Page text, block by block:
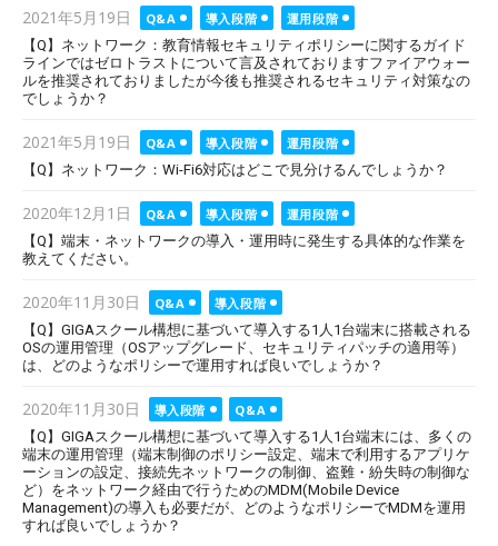
Posted
on
2021年5月19日 Q&A 導入段階
運用段階
【Q】ネットワーク：教育情報セキュリティポリシーに関するガイド
ラインではゼロトラストについて言及されておりますファイアウォー
ルを推奨されておりましたが今後も推奨されるセキュリティ対策なの
でしょうか？
Posted
on
2021年5月19日 Q&A 導入段階
運用段階
【Q】ネットワーク：Wi-Fi6対応はどこで見分けるんでしょうか？
Posted
on
2020年12月1日 Q&A 導入段階
運用段階
【Q】端末・ネットワークの導入・運用時に発生する具体的な作業を
教えてください。
Posted
on
2020年11月30日 Q&A
導入段階
【Q】GIGAスクール構想に基づいて導入する1人1台端末に搭載される
OSの運用管理（OSアップグレード、セキュリティパッチの適用等）
は、どのようなポリシーで運用すれば良いでしょうか？
Posted
on
2020年11月30日 導入段階
Q&A
【Q】GIGAスクール構想に基づいて導入する1人1台端末には、多くの
端末の運用管理（端末制御のポリシー設定、端末で利用するアプリケ
ーションの設定、接続先ネットワークの制御、盗難・紛失時の制御な
ど）をネットワーク経由で行うためのMDM(Mobile Device
Management)の導入も必要だが、どのようなポリシーでMDMを運用
すれば良いでしょうか？